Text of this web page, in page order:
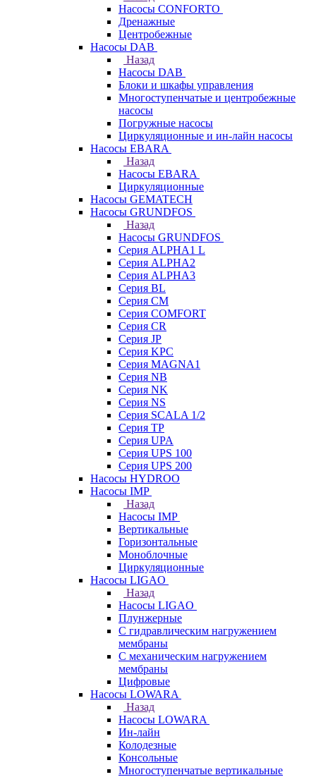
Насосы CONFORTO
Дренажные
Центробежные
Насосы DAB
Назад
Насосы DAB
Блоки и шкафы управления
Многоступенчатые и центробежные
насосы
Погружные насосы
Циркуляционные и ин-лайн насосы
Насосы EBARA
Назад
Насосы EBARA
Циркуляционные
Насосы GEMATECH
Насосы GRUNDFOS
Назад
Насосы GRUNDFOS
Серия ALPHA1 L
Серия ALPHA2
Серия ALPHA3
Серия BL
Серия CM
Серия COMFORT
Серия CR
Серия JP
Серия KPC
Серия MAGNA1
Серия NB
Серия NK
Серия NS
Серия SCALA 1/2
Серия TP
Серия UPA
Серия UPS 100
Серия UPS 200
Насосы HYDROO
Насосы IMP
Назад
Насосы IMP
Вертикальные
Горизонтальные
Моноблочные
Циркуляционные
Насосы LIGAO
Назад
Насосы LIGAO
Плунжерные
С гидравлическим нагружением
мембраны
С механическим нагружением
мембраны
Цифровые
Насосы LOWARA
Назад
Насосы LOWARA
Ин-лайн
Колодезные
Консольные
Многоступенчатые вертикальные